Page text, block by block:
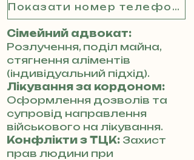
Показати номер телефону
Сімейний адвокат:
Розлучення, поділ майна,
стягнення аліментів
(індивідуальний підхід).
Лікування за кордоном:
Оформлення дозволів та
супровід направлення
військового на лікування.
Конфлікти з ТЦК: Захист
прав людини при